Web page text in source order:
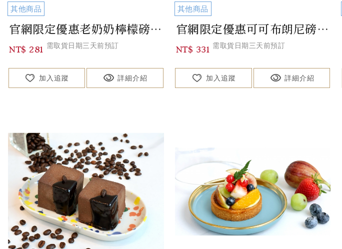
其他商品
官網限定優惠老奶奶檸檬磅蛋糕 Lemon Pound Cake
需取貨日期三天前預訂
NT$ 281
加入追蹤 詳細介紹
其他商品
官網限定優惠可可布朗尼磅蛋糕 Cocoa Brownie Pound Cake
需取貨日期三天前預訂
NT$ 331
加入追蹤 詳細介紹